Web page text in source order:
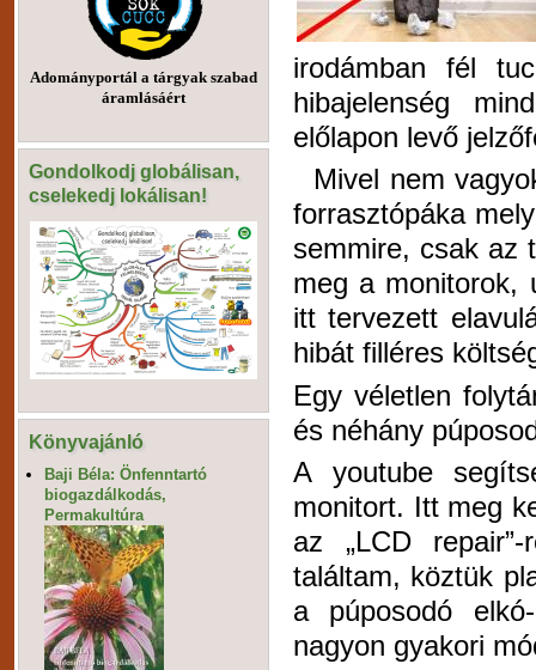
Adományportál a tárgyak szabad
áramlásáért
Gondolkodj globálisan,
cselekedj lokálisan!
Könyvajánló
Baji Béla: Önfenntartó
biogazdálkodás,
Permakultúra
irodámban fél
hibajelenség
előlapon levő
Mivel nem
forrasztópáka
semmire, csak az
meg a monitorok,
itt tervezett
hibát filléres
Egy véletlen
és néhány
A youtube
monitort. Itt meg
az „LCD
találtam, köztük
a púposodó
nagyon gyakori